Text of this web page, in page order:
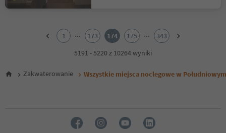
6
1 ... 173 174 175 ...
343
5191 - 5220 z 10264 wyniki
Zakwaterowanie Wszystkie miejsca noclegowe w